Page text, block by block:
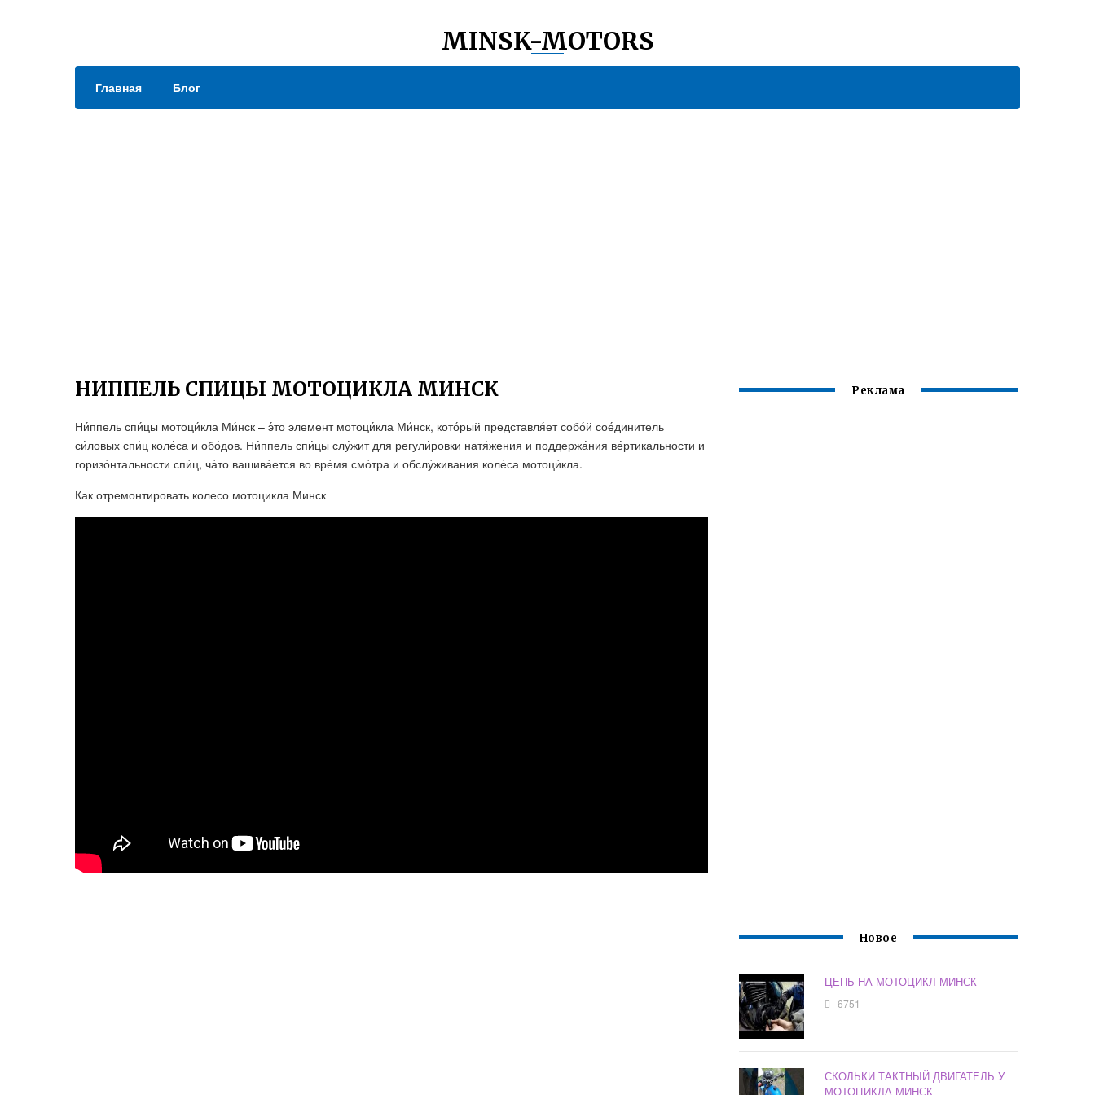
MINSK-MOTORS
Главная Блог
НИППЕЛЬ СПИЦЫ МОТОЦИКЛА МИНСК
Ни́ппель спи́цы мотоци́кла Ми́нск – э́то элемент мотоци́кла Ми́нск, кото́рый представля́ет собо́й сое́динитель
си́ловых спи́ц коле́са и обо́дов. Ни́ппель спи́цы слу́жит для регули́ровки натя́жения и поддержа́ния ве́ртикальности и
горизо́нтальности спи́ц, ча́то вашива́ется во вре́мя смо́тра и обслу́живания коле́са мотоци́кла.
Как отремонтировать колесо мотоцикла Минск
Реклама
Новое
ЦЕПЬ НА МОТОЦИКЛ МИНСК
6751
СКОЛЬКИ ТАКТНЫЙ ДВИГАТЕЛЬ У
МОТОЦИКЛА МИНСК